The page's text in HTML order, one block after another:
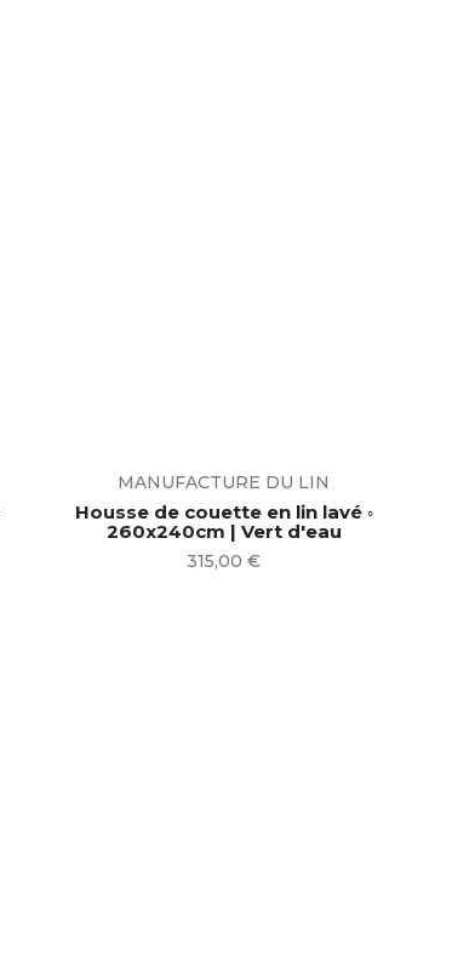
MANUFACTURE DU LIN
Housse de couette en lin lavé ◦
260x240cm | Vert d'eau
Prix
315,00 €